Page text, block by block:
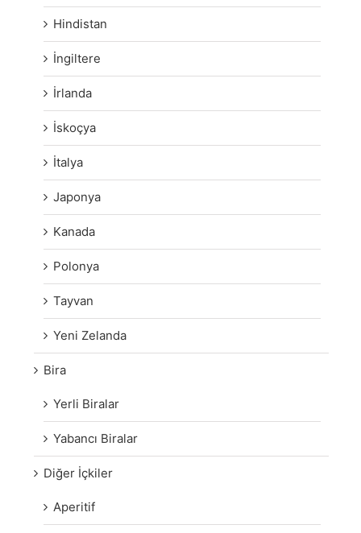
Hindistan
İngiltere
İrlanda
İskoçya
İtalya
Japonya
Kanada
Polonya
Tayvan
Yeni Zelanda
Bira
Yerli Biralar
Yabancı Biralar
Diğer İçkiler
Aperitif